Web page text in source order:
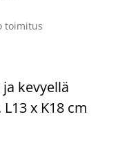
toimitus
kevyellä
x K18 cm